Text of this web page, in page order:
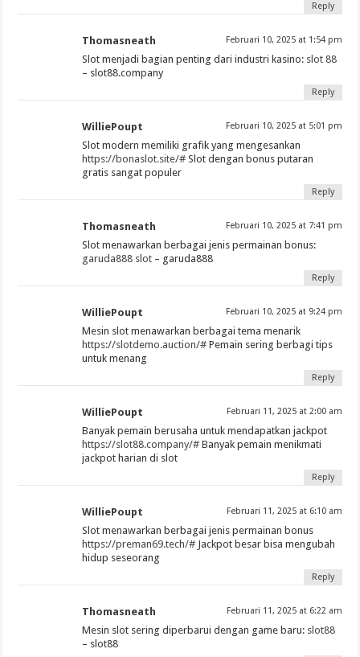
Reply
Thomasneath Februari 10, 2025 at 1:54 pm
Slot menjadi bagian penting dari industri kasino: slot 88
– slot88.company
Reply
WilliePoupt Februari 10, 2025 at 5:01 pm
Slot modern memiliki grafik yang mengesankan
https://bonaslot.site/# Slot dengan bonus putaran
gratis sangat populer
Reply
Thomasneath Februari 10, 2025 at 7:41 pm
Slot menawarkan berbagai jenis permainan bonus:
garuda888 slot – garuda888
Reply
WilliePoupt Februari 10, 2025 at 9:24 pm
Mesin slot menawarkan berbagai tema menarik
https://slotdemo.auction/# Pemain sering berbagi tips
untuk menang
Reply
WilliePoupt Februari 11, 2025 at 2:00 am
Banyak pemain berusaha untuk mendapatkan jackpot
https://slot88.company/# Banyak pemain menikmati
jackpot harian di slot
Reply
WilliePoupt Februari 11, 2025 at 6:10 am
Slot menawarkan berbagai jenis permainan bonus
https://preman69.tech/# Jackpot besar bisa mengubah
hidup seseorang
Reply
Thomasneath Februari 11, 2025 at 6:22 am
Mesin slot sering diperbarui dengan game baru: slot88
– slot88